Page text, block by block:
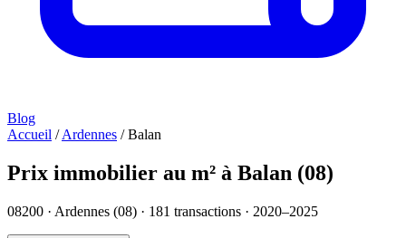
Blog
Accueil / Ardennes / Balan
Prix immobilier au m² à Balan (08)
08200 · Ardennes (08) · 181 transactions · 2020–2025